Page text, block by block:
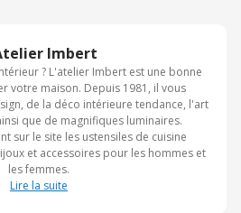
Imbert
? L'atelier Imbert est une bonne
votre maison. Depuis 1981, il vous
de la déco intérieure tendance, l'art
que de magnifiques luminaires.
sur le site les ustensiles de cuisine
et accessoires pour les hommes et
les femmes.
Lire la suite